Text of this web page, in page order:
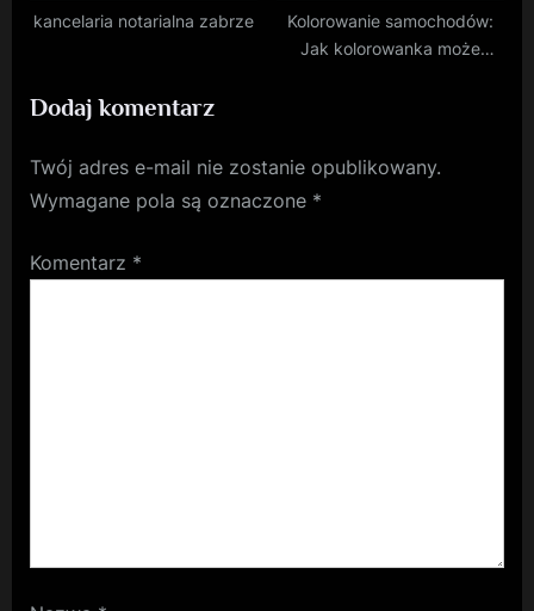
kancelaria notarialna zabrze
Kolorowanie samochodów:
Jak kolorowanka może
Dodaj komentarz
Twój adres e-mail nie zostanie opublikowany.
Wymagane pola są oznaczone *
Komentarz *